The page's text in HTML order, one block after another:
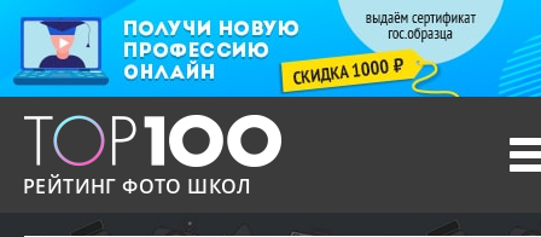
РЕЙТИНГ ФОТО ШКОЛ